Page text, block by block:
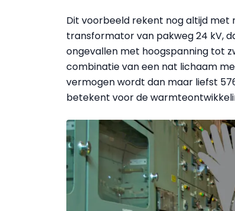
Dit voorbeeld rekent nog altijd met
transformator van pakweg 24 kV,
ongevallen met hoogspanning tot
combinatie van een nat lichaam
vermogen wordt dan maar liefst
betekent voor de